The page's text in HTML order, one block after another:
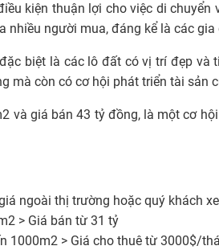
kiện thuận lợi cho việc di
người mua, đáng kể là các
biệt là các lô đất có vị trí đẹp
còn có cơ hội phát triển tài sản
và giá bán 43 tỷ đồng, là một cơ
ngoài thị trường hoặc quý khách
> Giá bán từ 31 tỷ
1000m2 > Giá cho thuê từ 3000$/